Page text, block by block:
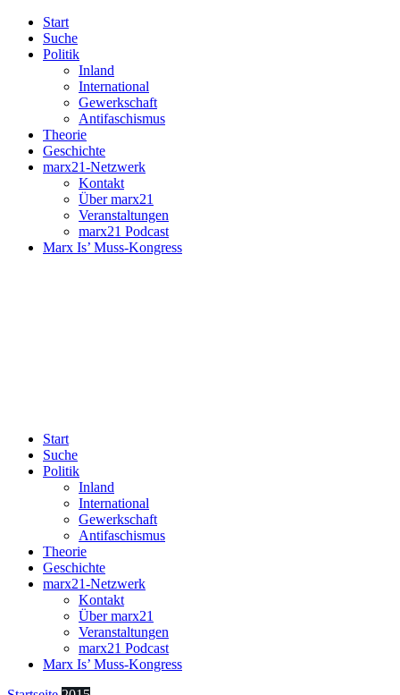
Start
Suche
Politik
Inland
International
Gewerkschaft
Antifaschismus
Theorie
Geschichte
marx21-Netzwerk
Kontakt
Über marx21
Veranstaltungen
marx21 Podcast
Marx Is’ Muss-Kongress
Start
Suche
Politik
Inland
International
Gewerkschaft
Antifaschismus
Theorie
Geschichte
marx21-Netzwerk
Kontakt
Über marx21
Veranstaltungen
marx21 Podcast
Marx Is’ Muss-Kongress